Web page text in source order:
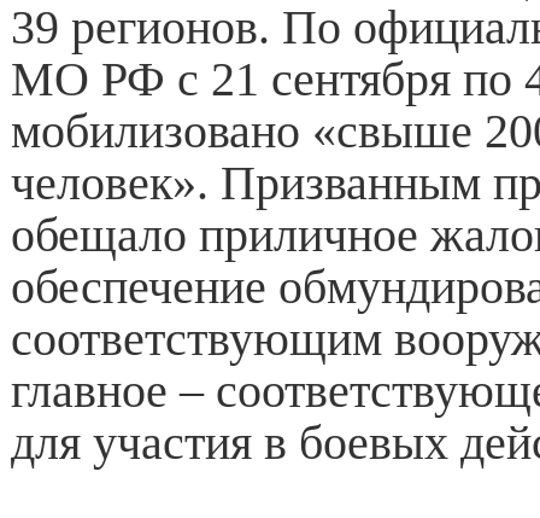
39 регионов. По
МО РФ с 21 сентября по
мобилизовано «свыше
человек». Призванным
обещало приличное
обеспечение
соответствующим
главное –
для участия в боевых